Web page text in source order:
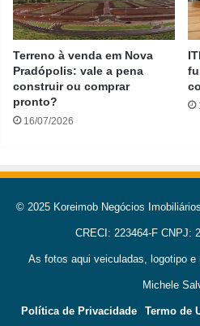
Terreno à venda em Nova
Pradópolis: vale a pena
construir ou comprar
pronto?
16/07/2026
© 2025 Koreimob Negócios
CRECI: 223464-F CNPJ:
As fotos aqui veiculadas, logotipo e
Michele
Política de Privacidade Termo de